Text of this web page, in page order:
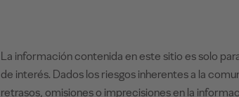
La información contenida en este sitio es solo
de interés. Dados los riesgos inherentes a la
retrasos, omisiones o imprecisiones en la